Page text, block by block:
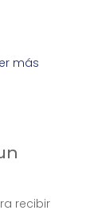
más
recibir